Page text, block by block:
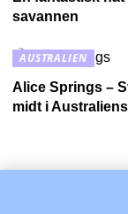
savannen
AUSTRALIEN
Alice Springs –
midt i